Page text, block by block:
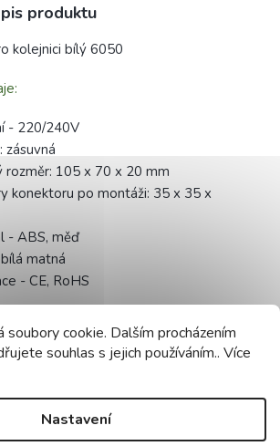
soubory cookie. Dalším procházením
souhlas s jejich používáním.. Více
Nastavení
produktu
kolejnici bílý 6050
- 220/240V
zásuvná
rozměr: 105 x 70 x 20 mm
konektoru po montáži: 35 x 35 x
- ABS, měď
matná
- CE, RoHS
- spoty